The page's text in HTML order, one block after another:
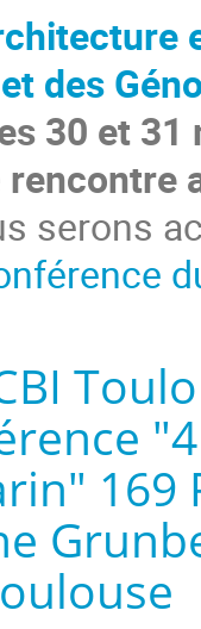
des
30 et
rencontre
serons
169